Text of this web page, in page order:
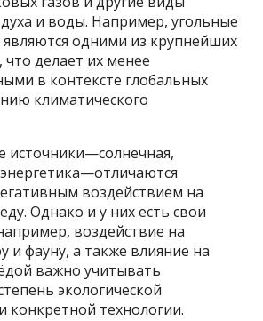
и воды. Например, угольные
являются одними из крупнейших
делает их менее
в контексте глобальных
климатического
источники—солнечная,
воздействием на
Однако и у них есть свои
воздействие на
и фауну, а также влияние на
важно учитывать
экологической
конкретной технологии.